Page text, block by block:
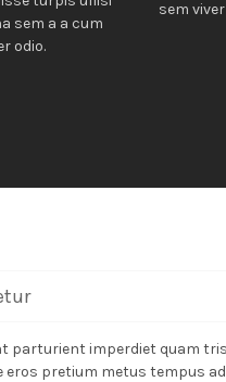
sem a a cum
odio.
sem
parturient imperdiet quam
pretium metus tempus